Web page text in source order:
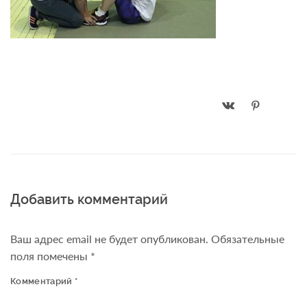
Добавить комментарий
Ваш адрес email не будет опубликован. Обязательные
поля помечены *
Комментарий *